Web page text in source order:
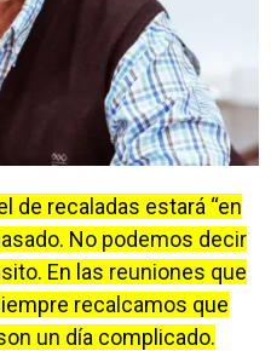
de recaladas estará “en
No podemos decir
En las reuniones que
recalcamos que
un día complicado.